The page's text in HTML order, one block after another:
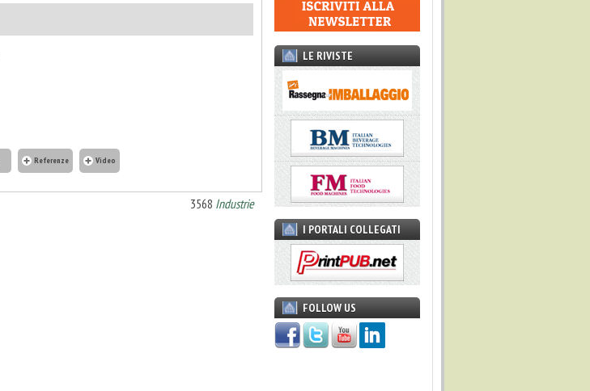
Referenze Video
3568 Industrie
LE RIVISTE
I PORTALI COLLEGATI
FOLLOW US